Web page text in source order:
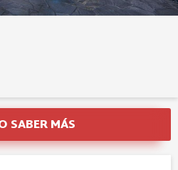
SABER MÁS